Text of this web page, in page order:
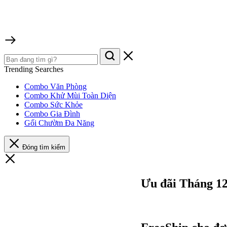
Trending Searches
Combo Văn Phòng
Combo Khử Mùi Toàn Diện
Combo Sức Khỏe
Combo Gia Đình
Gối Chườm Đa Năng
Đóng tìm kiếm
Ưu đãi Tháng